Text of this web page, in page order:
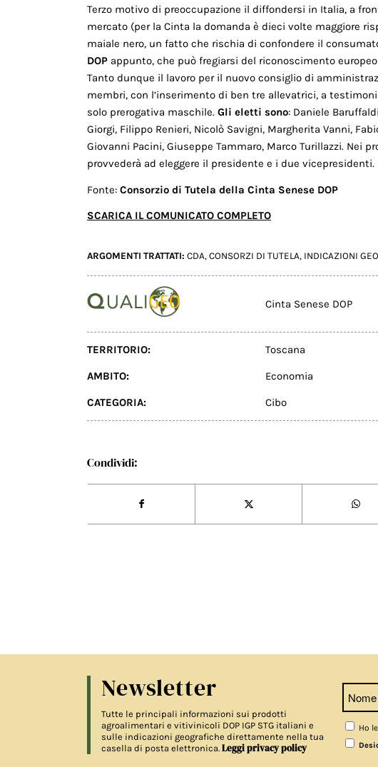
Terzo motivo di preoccupazione il diffondersi in Italia, a
mercato (per la Cinta la domanda è dieci volte maggiore
maiale nero, un fatto che rischia di confondere il
DOP appunto, che può fregiarsi del riconoscimento europeo
Tanto dunque il lavoro per il nuovo consiglio di
membri, con l’inserimento di ben tre allevatrici, a
solo prerogativa maschile. Gli eletti sono: Daniele
Giorgi, Filippo Renieri, Nicolò Savigni, Margherita Vanni,
Giovanni Pacini, Giuseppe Tammaro, Marco Turillazzi. Nei
provvederà ad eleggere il presidente e i due vicepresidenti.
Fonte: Consorzio di Tutela della Cinta Senese DOP
SCARICA IL COMUNICATO COMPLETO
ARGOMENTI TRATTATI: CDA, CONSORZI DI TUTELA, INDICAZIONI
Cinta Senese DOP
TERRITORIO: Toscana
AMBITO: Economia
CATEGORIA: Cibo
Condividi:
Newsletter
Tutte le principali informazioni sui prodotti
agroalimentari e vitivinicoli DOP IGP STG italiani e
sulle indicazioni geografiche direttamente nella tua
casella di posta elettronica. Leggi privacy policy
Ho